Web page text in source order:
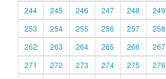
244
245 246 247 248 249
253
254 255 256 257 258
262
263 264 265 266 267
271
272 273 274 275 276